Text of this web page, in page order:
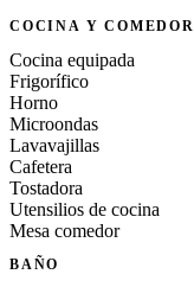
COCINA Y COMEDOR
Cocina equipada
Frigorífico
Horno
Microondas
Lavavajillas
Cafetera
Tostadora
Utensilios de cocina
Mesa comedor
BAÑO